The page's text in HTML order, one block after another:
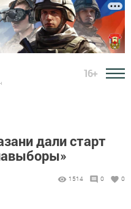
16+
дали старт
1514 0 0